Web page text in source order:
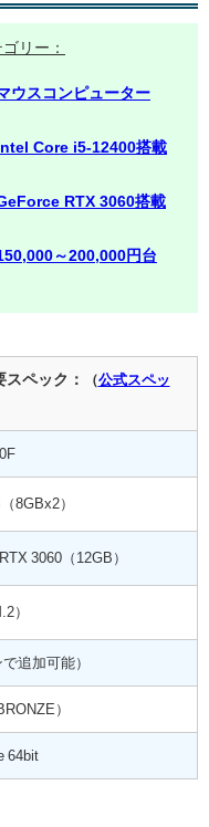
リー：
ウスコンピューター
Intel Core i5-12400搭載
RTX 3060搭載
～200,000円台
ペック： （公式スペッ
8GBx2）
3060（12GB）
）
追加可能）
）
64bit